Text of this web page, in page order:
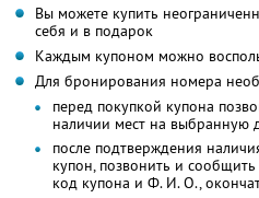
Вы можете купить
себя и в подарок
Каждым купоном можно
Для бронирования номера
перед покупкой купона
наличии мест на выбранную
после подтверждения
купон, позвонить и
код купона и Ф. И. О.,